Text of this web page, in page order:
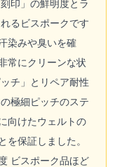
印」の鮮明度とラ
るビスポークです
染みや臭いを確
常にクリーンな状
チ」とリペア耐性
極細ピッチのステ
向けたウェルトの
を保証しました。
ビスポーク品ほど